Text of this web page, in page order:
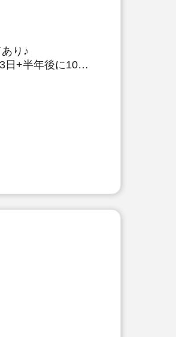
り♪
+半年後に10日
す！
を取り入れた、
を行っていま